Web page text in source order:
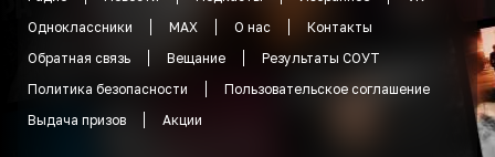
Одноклассники
MAX О нас
Контакты
Обратная связь
Вещание
Результаты СОУТ
Политика безопасности
Пользовательское соглашение
Выдача призов
Акции